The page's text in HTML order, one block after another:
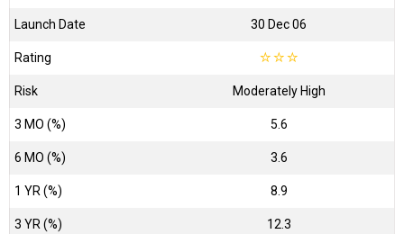
Launch Date 30 Dec 06
Rating ☆☆☆
Risk Moderately High
3 MO (%) 5.6
6 MO (%) 3.6
1 YR (%) 8.9
3 YR (%) 12.3